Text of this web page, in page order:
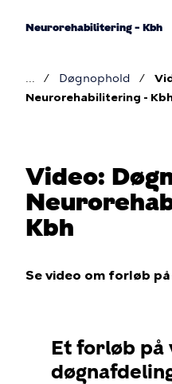
Neurorehabilitering – Kbh
Brødkrumme
Døgnophold
Neurorehabilitering -
Video:
Kbh
Se video om forløb
Et forløb på